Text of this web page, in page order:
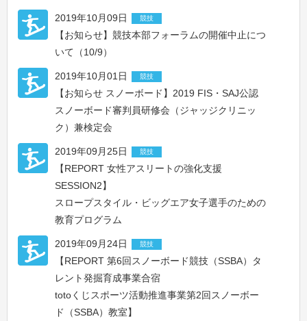
2019年10月09日 競技
【お知らせ】競技本部フォーラムの開催中止につ
いて（10/9）
2019年10月01日 競技
【お知らせ スノーボード】2019 FIS・SAJ公認
スノーボード審判員研修会（ジャッジクリニッ
ク）兼検定会
2019年09月25日 競技
【REPORT 女性アスリートの強化支援
SESSION2】
スロープスタイル・ビッグエア⼥⼦選⼿のための
教育プログラム
2019年09月24日 競技
【REPORT 第6回スノーボード競技（SSBA）タ
レント発掘育成事業合宿
totoくじスポーツ活動推進事業第2回スノーボー
ド（SSBA）教室】